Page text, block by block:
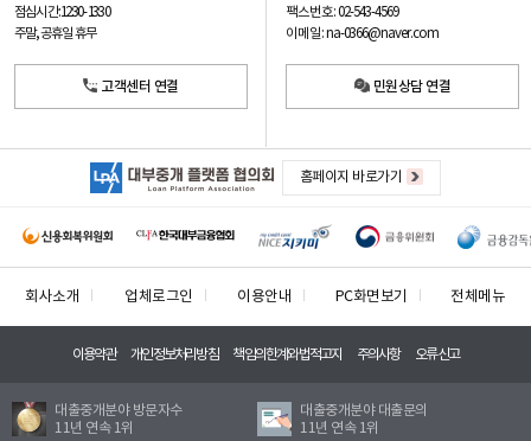
점심시간: 12:30 - 13:30
주말, 공휴일 휴무
고객센터 연결
팩스번호: 02-543-4569
이메일: na-0366@naver.com
민원상담 연결
홈페이지 바로가기
회사소개 업체로그인 이용안내 PC화면보기 전체메뉴
이용약관 개인정보처리방침 책임의한계와법적고지 주의사항 오류신고
대출중개분야 방문자수
11년 연속 1위
대출중개분야 대출문의
11년 연속 1위